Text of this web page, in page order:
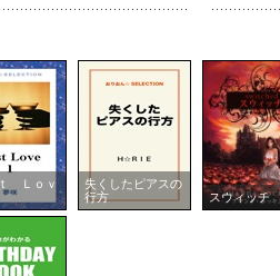
Ｌｏｖ
失くしたピアスの
行方
スウィッチ